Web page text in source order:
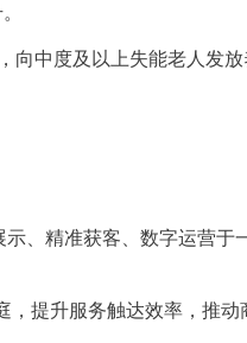
中度及以上失能老人发
、精准获客、数字运营
提升服务触达效率，推动商